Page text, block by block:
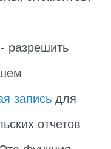
разрешить
запись для
отчетов